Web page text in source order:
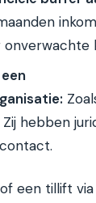
hebben
een tillift via